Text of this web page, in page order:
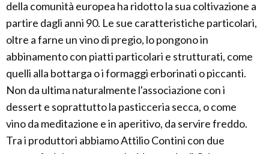
della comunità europea ha ridotto la sua coltivazione a
partire dagli anni 90. Le sue caratteristiche particolari,
oltre a farne un vino di pregio, lo pongono in
abbinamento con piatti particolari e strutturati, come
quelli alla bottarga o i formaggi erborinati o piccanti.
Non da ultima naturalmente l'associazione con i
dessert e soprattutto la pasticceria secca, o come
vino da meditazione e in aperitivo, da servire freddo.
Tra i produttori abbiamo Attilio Contini con due